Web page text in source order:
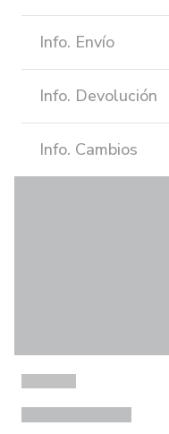
Info. Envío
Info. Devolución
Info. Cambios